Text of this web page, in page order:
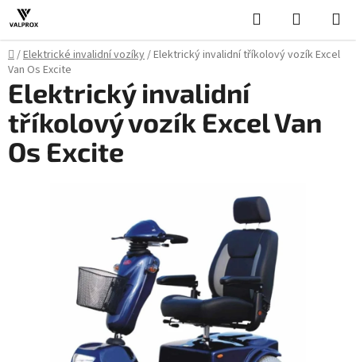
Přejít
na
obsah
Hledat
KOŠÍK
Domů
/Elektrické invalidní vozíky/Elektrický invalidní tříkolový vozík Excel
Van Os Excite
Elektrický invalidní
tříkolový vozík Excel Van
Os Excite